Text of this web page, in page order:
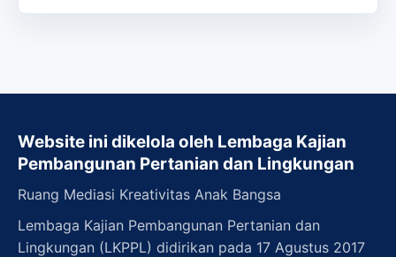
Website ini dikelola oleh Lembaga Kajian
Pembangunan Pertanian dan Lingkungan
Ruang Mediasi Kreativitas Anak Bangsa
Lembaga Kajian Pembangunan Pertanian dan
Lingkungan (LKPPL) didirikan pada 17 Agustus 2017